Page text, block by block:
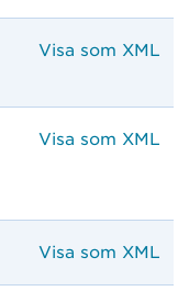
Visa som XML
Visa som XML
Visa som XML